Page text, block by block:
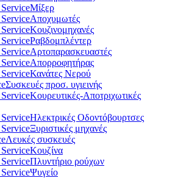
Μίξερ
Αποχυμωτές
Κουζινομηχανές
Ραβδομπλέντερ
Αρτοπαρασκευαστές
Απορροφητήρας
Κανάτες Νερού
Συσκευές προσ. υγιεινής
Κουρευτικές-Αποτριχωτικές
Ηλεκτρικές Οδοντόβουρτσες
Ξυριστικές μηχανές
Λευκές συσκευές
Κουζίνα
Πλυντήριο ρούχων
Ψυγείο